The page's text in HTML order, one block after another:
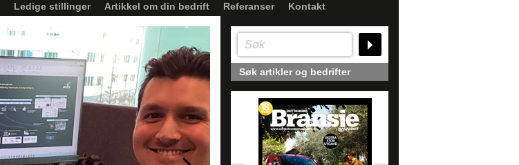
Ledige stillinger Artikkel om din bedrift Referanser Kontakt
Søk artikler og bedrifter